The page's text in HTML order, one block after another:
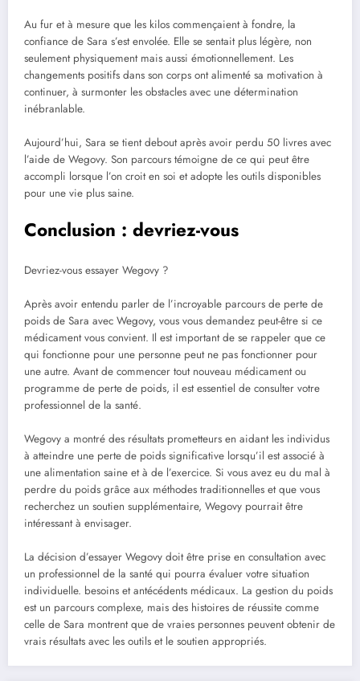
Au fur et à mesure que les kilos commençaient à fondre, la
confiance de Sara s’est envolée. Elle se sentait plus légère, non
seulement physiquement mais aussi émotionnellement. Les
changements positifs dans son corps ont alimenté sa motivation à
continuer, à surmonter les obstacles avec une détermination
inébranlable.
Aujourd’hui, Sara se tient debout après avoir perdu 50 livres avec
l’aide de Wegovy. Son parcours témoigne de ce qui peut être
accompli lorsque l’on croit en soi et adopte les outils disponibles
pour une vie plus saine.
Conclusion : devriez-vous
Devriez-vous essayer Wegovy ?
Après avoir entendu parler de l’incroyable parcours de perte de
poids de Sara avec Wegovy, vous vous demandez peut-être si ce
médicament vous convient. Il est important de se rappeler que ce
qui fonctionne pour une personne peut ne pas fonctionner pour
une autre. Avant de commencer tout nouveau médicament ou
programme de perte de poids, il est essentiel de consulter votre
professionnel de la santé.
Wegovy a montré des résultats prometteurs en aidant les individus
à atteindre une perte de poids significative lorsqu’il est associé à
une alimentation saine et à de l’exercice. Si vous avez eu du mal à
perdre du poids grâce aux méthodes traditionnelles et que vous
recherchez un soutien supplémentaire, Wegovy pourrait être
intéressant à envisager.
La décision d’essayer Wegovy doit être prise en consultation avec
un professionnel de la santé qui pourra évaluer votre situation
individuelle. besoins et antécédents médicaux. La gestion du poids
est un parcours complexe, mais des histoires de réussite comme
celle de Sara montrent que de vraies personnes peuvent obtenir de
vrais résultats avec les outils et le soutien appropriés.